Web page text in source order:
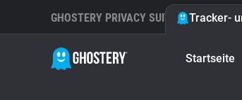
GHOSTERY PRIVACY SUITE Tracker-
Startseite